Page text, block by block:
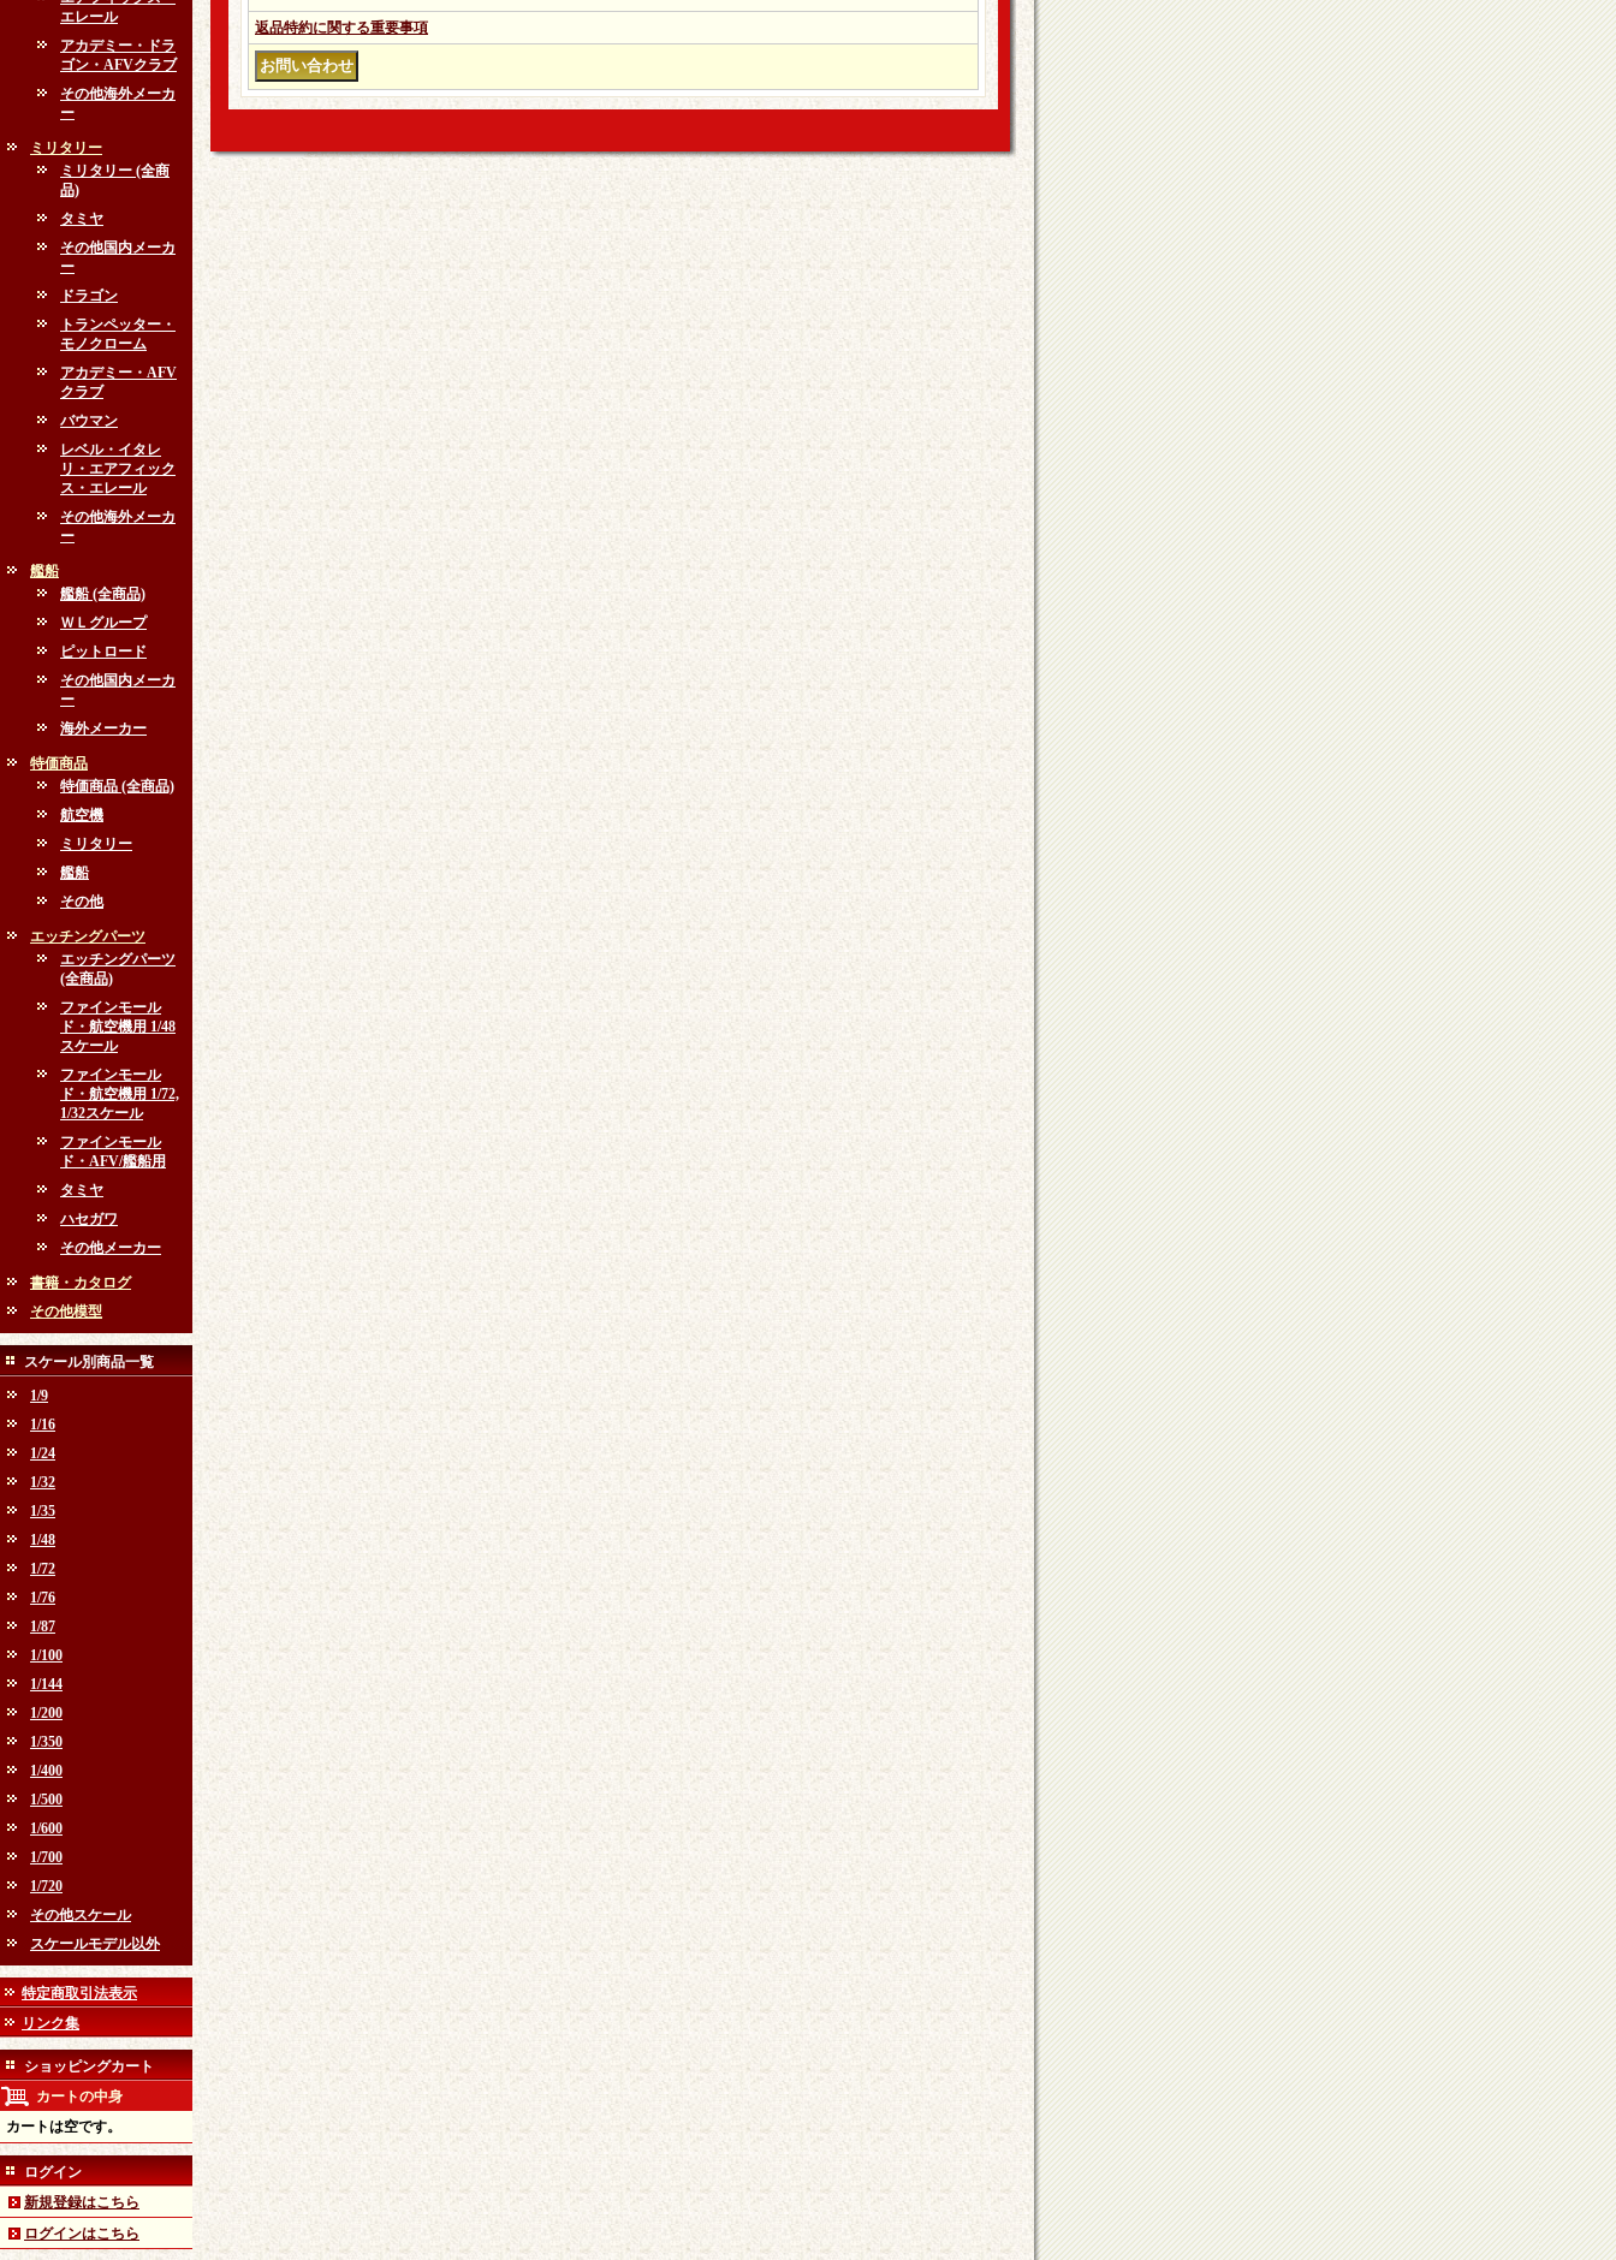
エレール
アカデミー・ドラ
ゴン・AFVクラブ
その他海外メーカ
ー
ミリタリー
ミリタリー (全商
品)
タミヤ
その他国内メーカ
ー
ドラゴン
トランペッター・
モノクローム
アカデミー・AFV
クラブ
バウマン
レベル・イタレ
リ・エアフィック
ス・エレール
その他海外メーカ
ー
艦船
艦船 (全商品)
ＷＬグループ
ピットロード
その他国内メーカ
ー
海外メーカー
特価商品
特価商品 (全商品)
航空機
ミリタリー
艦船
その他
エッチングパーツ
エッチングパーツ
(全商品)
ファインモール
ド・航空機用 1/48
スケール
ファインモール
ド・航空機用 1/72,
1/32スケール
ファインモール
ド・AFV/艦船用
タミヤ
ハセガワ
その他メーカー
書籍・カタログ
その他模型
スケール別商品一覧
1/9
1/16
1/24
1/32
1/35
1/48
1/72
1/76
1/87
1/100
1/144
1/200
1/350
1/400
1/500
1/600
1/700
1/720
その他スケール
スケールモデル以外
特定商取引法表示
リンク集
ショッピングカート
カートの中身
カートは空です。
ログイン
新規登録はこちら
ログインはこちら
返品特約に関する重要事項